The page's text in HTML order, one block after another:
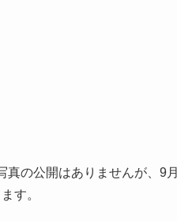
の公開はありませんが、9月
す。